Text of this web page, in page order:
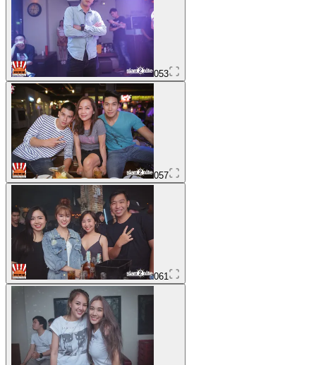
053
057
061